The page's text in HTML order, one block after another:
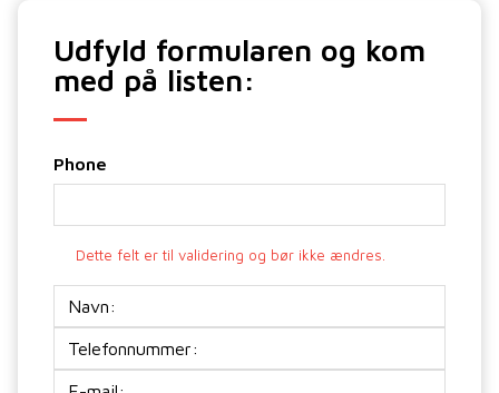
Udfyld formularen og kom
med på listen:
Phone
Dette felt er til validering og bør ikke ændres.